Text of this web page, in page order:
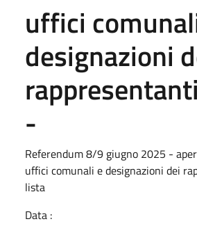
uffici
designazioni
-
Referendum 8/9 giugno 2025 -
uffici comunali e designazioni dei
lista
Data :